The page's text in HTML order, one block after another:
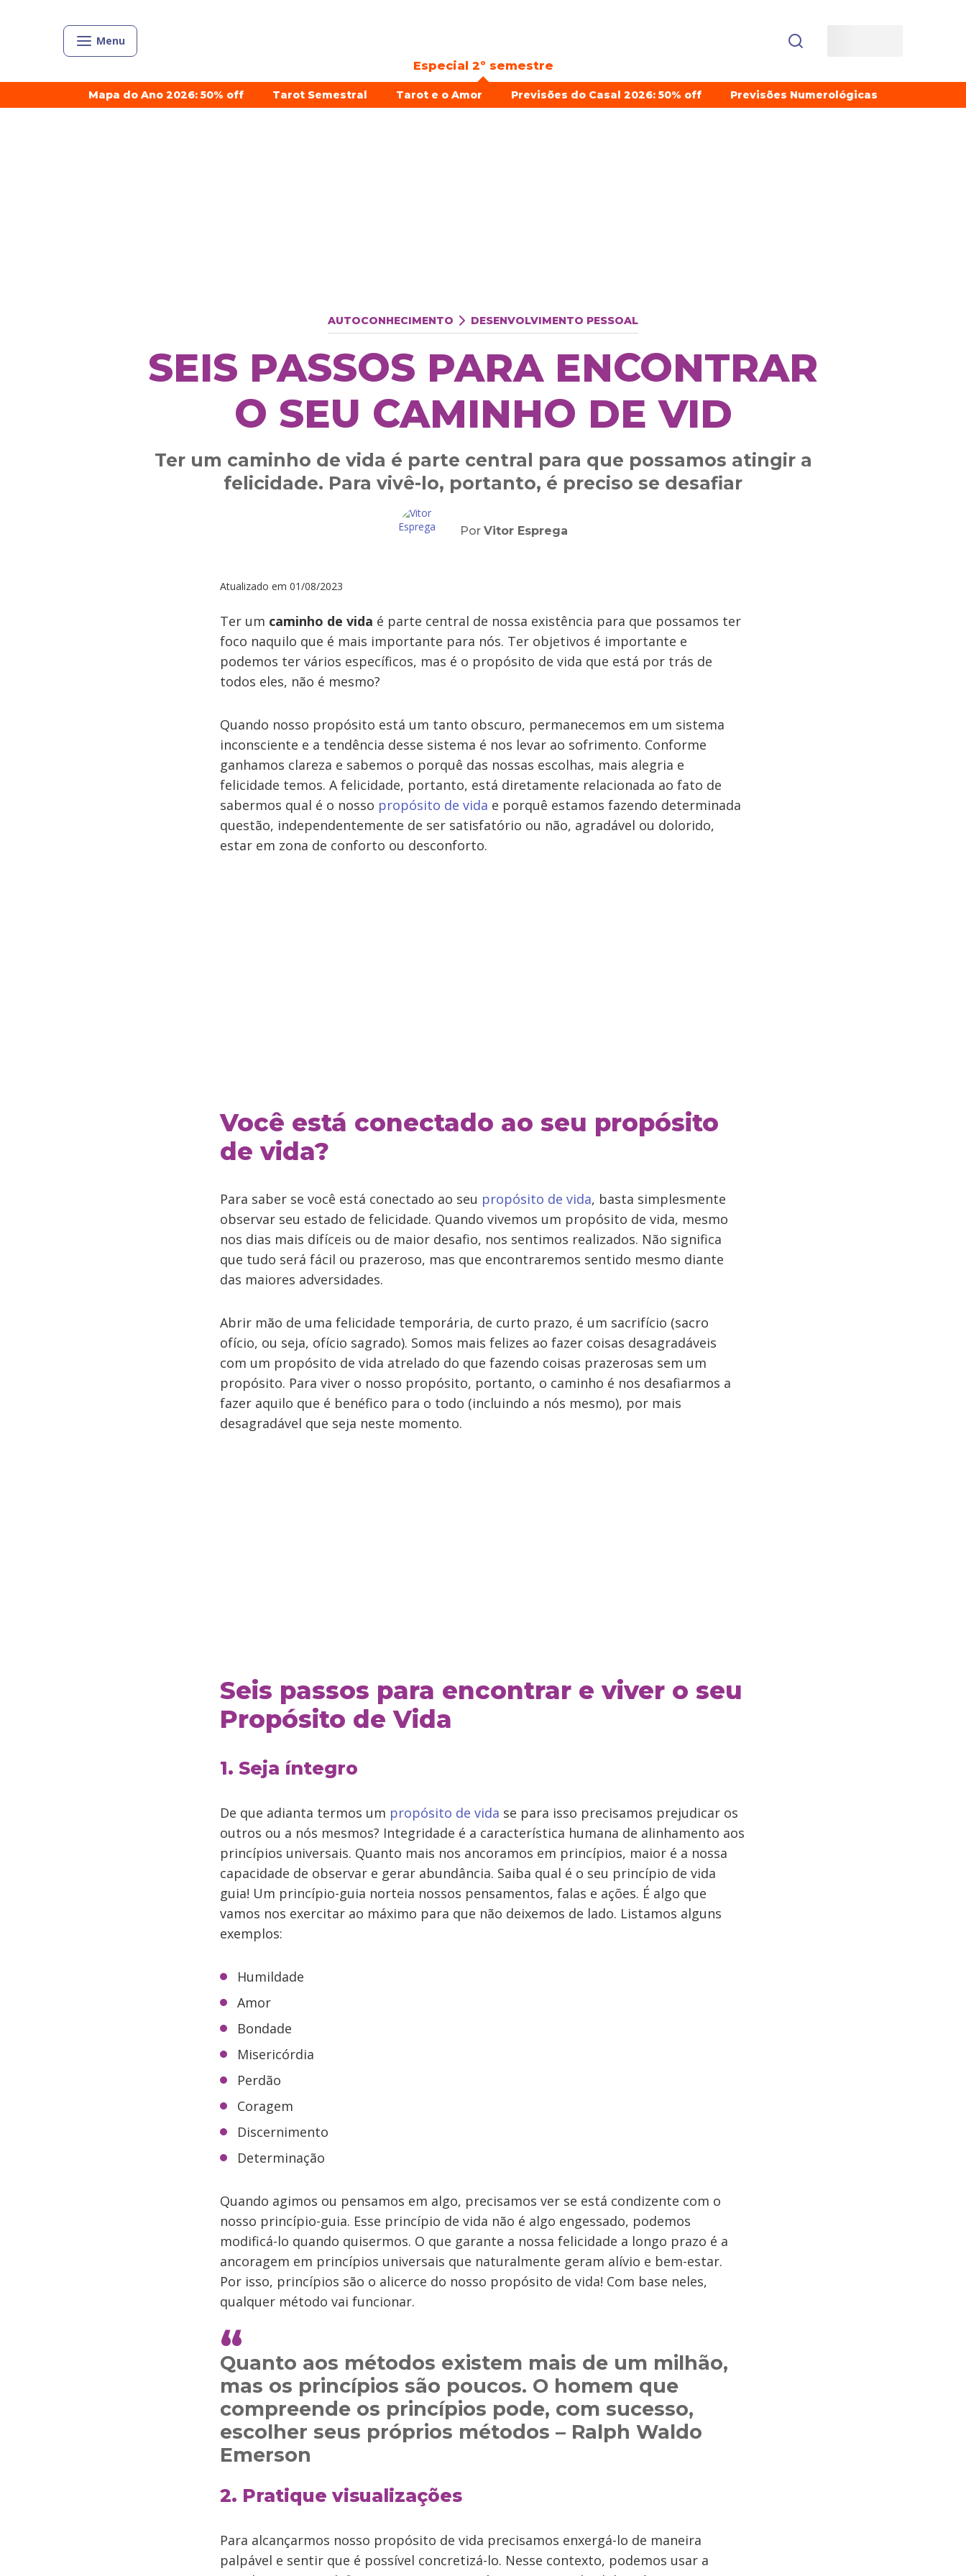
Menu
Especial 2º semestre
Mapa do Ano 2026: 50% off Tarot Semestral Tarot e o Amor Previsões do Casal 2026: 50% off Previsões Numerológicas
AUTOCONHECIMENTO DESENVOLVIMENTO PESSOAL
SEIS PASSOS PARA ENCONTRAR
O SEU CAMINHO DE VID
Ter um caminho de vida é parte central para que possamos atingir a
felicidade. Para vivê-lo, portanto, é preciso se desafiar
Por Vitor Esprega
Atualizado em 01/08/2023
Ter um caminho de vida é parte central de nossa existência para que possamos ter
foco naquilo que é mais importante para nós. Ter objetivos é importante e
podemos ter vários específicos, mas é o propósito de vida que está por trás de
todos eles, não é mesmo?
Quando nosso propósito está um tanto obscuro, permanecemos em um sistema
inconsciente e a tendência desse sistema é nos levar ao sofrimento. Conforme
ganhamos clareza e sabemos o porquê das nossas escolhas, mais alegria e
felicidade temos. A felicidade, portanto, está diretamente relacionada ao fato de
sabermos qual é o nosso propósito de vida e porquê estamos fazendo determinada
questão, independentemente de ser satisfatório ou não, agradável ou dolorido,
estar em zona de conforto ou desconforto.
Você está conectado ao seu propósito
de vida?
Para saber se você está conectado ao seu propósito de vida, basta simplesmente
observar seu estado de felicidade. Quando vivemos um propósito de vida, mesmo
nos dias mais difíceis ou de maior desafio, nos sentimos realizados. Não significa
que tudo será fácil ou prazeroso, mas que encontraremos sentido mesmo diante
das maiores adversidades.
Abrir mão de uma felicidade temporária, de curto prazo, é um sacrifício (sacro
ofício, ou seja, ofício sagrado). Somos mais felizes ao fazer coisas desagradáveis
com um propósito de vida atrelado do que fazendo coisas prazerosas sem um
propósito. Para viver o nosso propósito, portanto, o caminho é nos desafiarmos a
fazer aquilo que é benéfico para o todo (incluindo a nós mesmo), por mais
desagradável que seja neste momento.
Seis passos para encontrar e viver o seu
Propósito de Vida
1. Seja íntegro
De que adianta termos um propósito de vida se para isso precisamos prejudicar os
outros ou a nós mesmos? Integridade é a característica humana de alinhamento aos
princípios universais. Quanto mais nos ancoramos em princípios, maior é a nossa
capacidade de observar e gerar abundância. Saiba qual é o seu princípio de vida
guia! Um princípio-guia norteia nossos pensamentos, falas e ações. É algo que
vamos nos exercitar ao máximo para que não deixemos de lado. Listamos alguns
exemplos:
Humildade
Amor
Bondade
Misericórdia
Perdão
Coragem
Discernimento
Determinação
Quando agimos ou pensamos em algo, precisamos ver se está condizente com o
nosso princípio-guia. Esse princípio de vida não é algo engessado, podemos
modificá-lo quando quisermos. O que garante a nossa felicidade a longo prazo é a
ancoragem em princípios universais que naturalmente geram alívio e bem-estar.
Por isso, princípios são o alicerce do nosso propósito de vida! Com base neles,
qualquer método vai funcionar.
Quanto aos métodos existem mais de um milhão,
mas os princípios são poucos. O homem que
compreende os princípios pode, com sucesso,
escolher seus próprios métodos – Ralph Waldo
Emerson
2. Pratique visualizações
Para alcançarmos nosso propósito de vida precisamos enxergá-lo de maneira
palpável e sentir que é possível concretizá-lo. Nesse contexto, podemos usar a